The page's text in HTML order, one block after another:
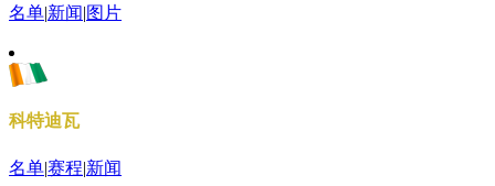
名单|新闻|图片
科特迪瓦
名单|赛程|新闻